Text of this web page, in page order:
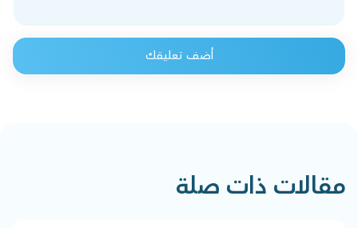
أضف تعليقك
مقالات ذات صلة